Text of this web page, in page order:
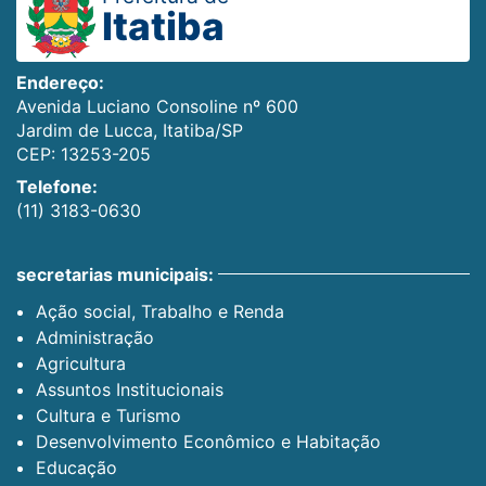
Itatiba
Endereço:
Avenida Luciano Consoline nº 600
Jardim de Lucca, Itatiba/SP
CEP: 13253-205
Telefone:
(11) 3183-0630
secretarias municipais:
Ação social, Trabalho e Renda
Administração
Agricultura
Assuntos Institucionais
Cultura e Turismo
Desenvolvimento Econômico e Habitação
Educação